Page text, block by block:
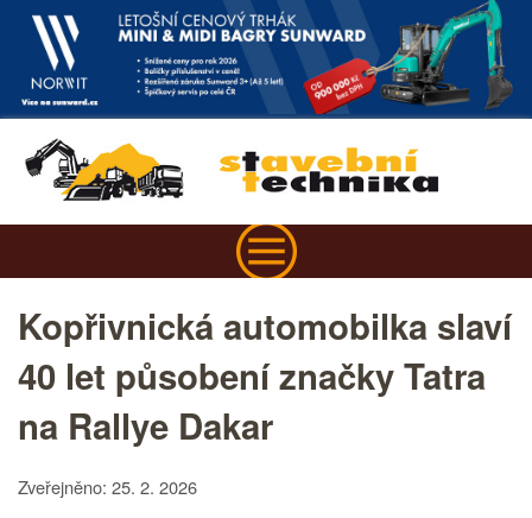
Kopřivnická automobilka slaví
40 let působení značky Tatra
na Rallye Dakar
Zveřejněno: 25. 2. 2026